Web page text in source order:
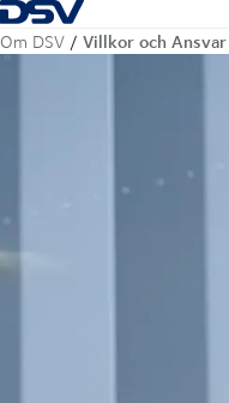
Tillbaka till hemsidan
Om DSV Villkor och Ansvar